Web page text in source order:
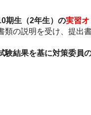
期生（2年生）の実習
の説明を受け、提出
験結果を基に対策委員